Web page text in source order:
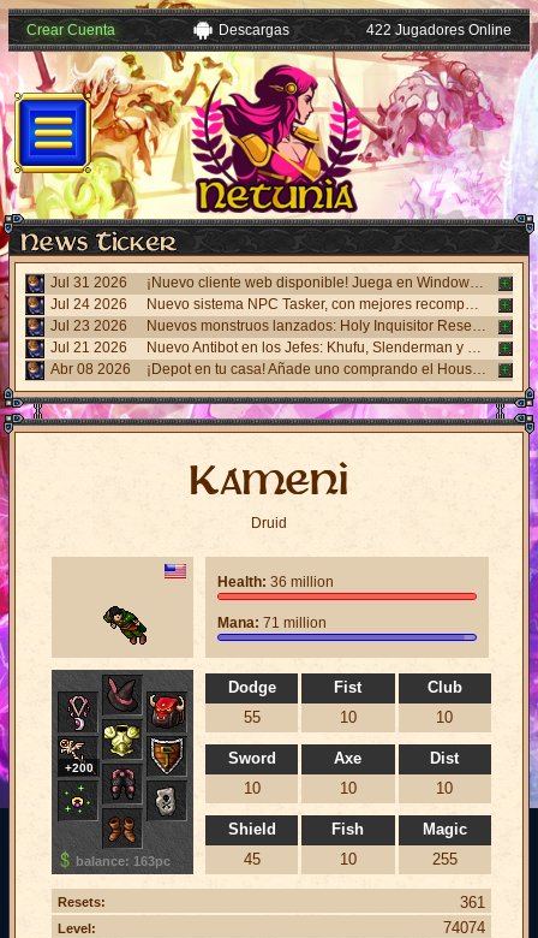
Crear Cuenta Descargas 422 Jugadores Online
Jul 31 2026
¡Nuevo cliente web disponible! Juega en Windows, Android y iPhone sin necesidad de instalar nada. Accede desde el panel "Mi Cuenta".
Jul 24 2026
Nuevo sistema NPC Tasker, con mejores recompensas y tareas de eventos. Visita al NPC Tasker con el Cliente Universal actualizado.
Jul 23 2026
Nuevos monstruos lanzados: Holy Inquisitor Reset 4000 y Gunsmoke Reset 4200. Refinación en la estatua Rigel, caza 6.
Jul 21 2026
Nuevo Antibot en los Jefes: Khufu, Slenderman y Carnage. Responde un desafío visual al hablar con los NPCs guardias para acceder a las salas.
Abr 08 2026
¡Depot en tu casa! Añade uno comprando el House Depot Pack en la Shop. Límite de 1 por casa.
Kameni
Druid
Dodge
55
Fist
10
Club
10
Sword
10
Axe
10
Dist
10
Shield
45
Fish
10
Magic
255
+200
balance: 163pc
Health: 36 million
Mana: 71 million
Resets: 361
Level: 74074